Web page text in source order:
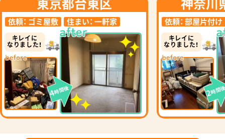
依頼： ゴミ屋敷 住まい： 一軒家
キレイに
なりました！
4時間後
依頼： 部屋片付け
キレイに
なりました！
2時間